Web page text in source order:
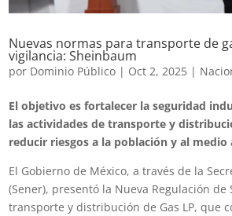
Nuevas normas para transporte de
vigilancia: Sheinbaum
por Dominio Público | Oct 2, 2025 |
El objetivo es fortalecer la seguridad
las actividades de transporte y
reducir riesgos a la población y al medio
El Gobierno de México, a través de la
(Sener), presentó la Nueva Regulación
transporte y distribución de Gas LP, que